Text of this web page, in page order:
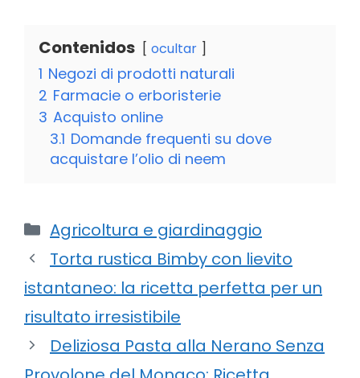
Contenidos ocultar
1 Negozi di prodotti naturali
2 Farmacie o erboristerie
3 Acquisto online
3.1 Domande frequenti su dove
acquistare l’olio di neem
Categorie
Agricoltura e giardinaggio
Torta rustica Bimby con lievito
istantaneo: la ricetta perfetta per un
risultato irresistibile
Deliziosa Pasta alla Nerano Senza